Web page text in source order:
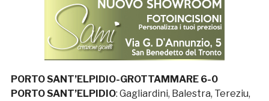
PORTO SANT’ELPIDIO-GROTTAMMARE 6-0
PORTO SANT’ELPIDIO: Gagliardini, Balestra, Tereziu,